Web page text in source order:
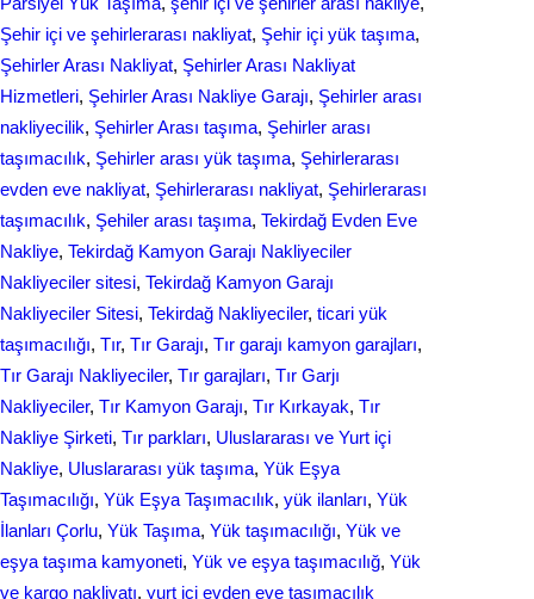
Şehir içi ve şehirlerarası nakliyat, Şehir içi yük taşıma
Şehirler Arası Nakliyat, Şehirler Arası Nakliyat
Hizmetleri, Şehirler Arası Nakliye Garajı, Şehirler arası
nakliyecilik, Şehirler Arası taşıma, Şehirler arası
taşımacılık, Şehirler arası yük taşıma, Şehirlerarası
evden eve nakliyat, Şehirlerarası nakliyat, Şehirlerarası
taşımacılık, Şеhilеr arası taşıma, Tekirdağ Evden Eve
Nakliye, Tekirdağ Kamyon Garajı Nakliyeciler
Nakliyeciler sitesi, Tekirdağ Kamyon Garajı
Nakliyeciler Sitesi, Tekirdağ Nakliyeciler, ticari yük
taşımacılığı, Tır, Tır Garajı, Tır garajı kamyon garajları
Tır Garajı Nakliyeciler, Tır garajları, Tır Garjı
Nakliyeciler, Tır Kamyon Garajı, Tır Kırkayak, Tır
Nakliye Şirketi, Tır parkları, Uluslararası ve Yurt içi
Nakliye, Uluslararası yük taşıma, Yük Eşya
Taşımacılığı, Yük Eşya Taşımacılık, yük ilanları, Yük
İlanları Çorlu, Yük Taşıma, Yük taşımacılığı, Yük ve
eşya taşıma kamyoneti, Yük ve eşya taşımacılığ, Yük
ve kargo nakliyatı, yurt içi evden еvе taşımacılık